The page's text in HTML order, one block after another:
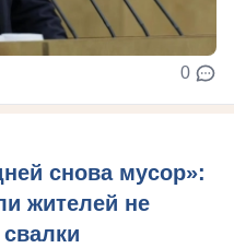
0
снова мусор»:
жителей не